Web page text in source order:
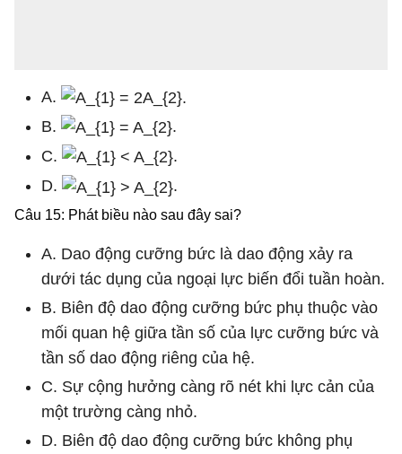
A.
B.
.
C.
.
D.
.
Câu 15: Phát biều nào sau đây sai?
A. Dao động cưỡng bức là dao động xảy ra
dưới tác dụng của ngoại lực biến đổi tuần hoàn.
B. Biên độ dao động cưỡng bức phụ thuộc vào
mối quan hệ giữa tần số của lực cưỡng bức và
tần số dao động riêng của hệ.
C. Sự cộng hưởng càng rõ nét khi lực cản của
một trường càng nhỏ.
D. Biên độ dao động cưỡng bức không phụ